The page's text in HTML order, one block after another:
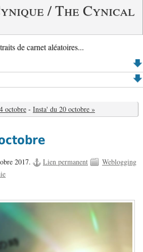
/ The Cynical
de carnet aléatoires...
octobre - Insta' du 20 octobre »
2017. Lien permanent
Weblogging